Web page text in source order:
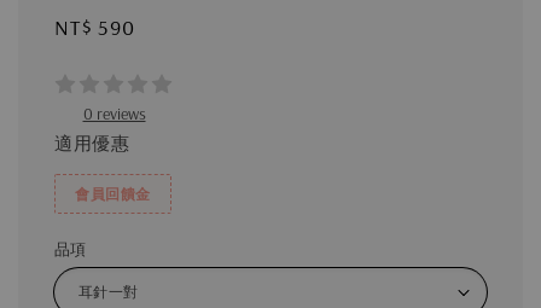
Regular
NT$ 590
0 reviews
適用優惠
會員回饋金
品項